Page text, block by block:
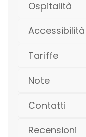
Ospitalità
Accessibilità
Tariffe
Note
Contatti
Recensioni